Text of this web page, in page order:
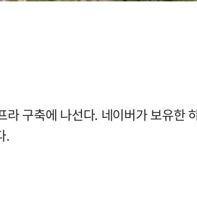
구축에 나선다. 네이버가 보유한
.